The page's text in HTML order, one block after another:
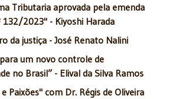
Tributaria aprovada pela emenda
132/2023" - Kiyoshi Harada
da justiça - José Renato Nalini
um novo controle de
no Brasil” - Elival da Silva Ramos
Paixões" com Dr. Régis de Oliveira